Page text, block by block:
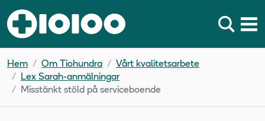
Hem Om Tiohundra
Vårt kvalitetsarbete
Lex Sarah-anmälningar
Misstänkt stöld på serviceboende